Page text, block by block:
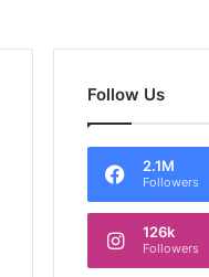
Follow Us
2.1M
Followers
126k
Followers